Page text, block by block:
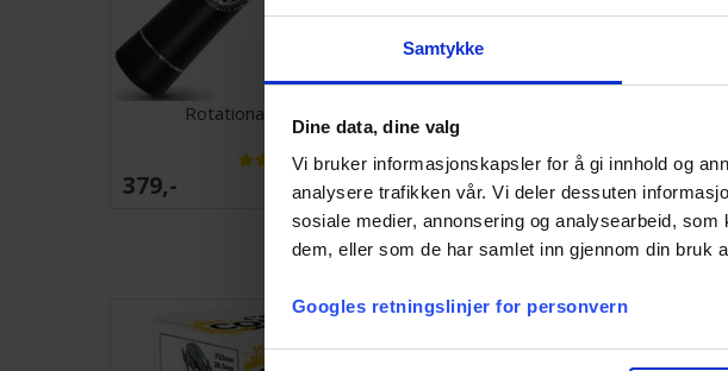
Samtykke
Dine data, dine valg
Vi bruker informasjonskapsler for å gi innhold og
analysere trafikken vår. Vi deler dessuten
sosiale medier, annonsering og analysearbeid,
dem, eller som de har samlet inn gjennom din bruk
Googles retningslinjer for personvern
Rotational Paint Shaker
379,- lager:12 196,-